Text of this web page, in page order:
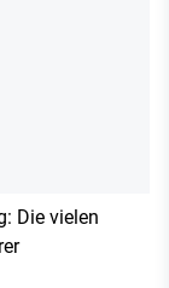
Die vielen